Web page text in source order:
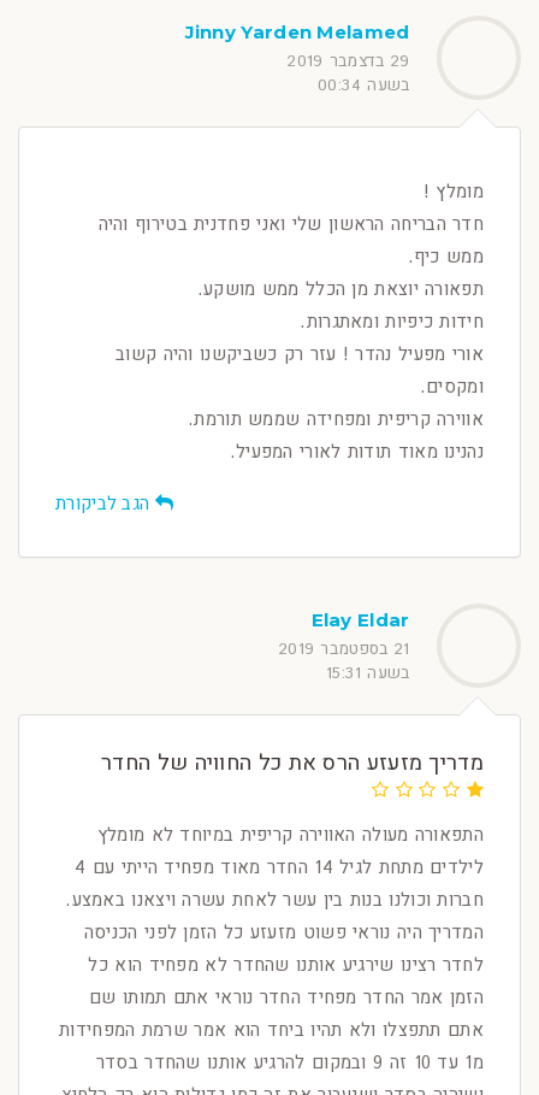
Jinny Yarden Melamed
29 בדצמבר 2019
בשעה 00:34
מומלץ !
חדר הבריחה הראשון שלי ואני פחדנית בטירוף והיה
ממש כיף.
תפאורה יוצאת מן הכלל ממש מושקע.
חידות כיפיות ומאתגרות.
אורי מפעיל נהדר ! עזר רק כשביקשנו והיה קשוב
ומקסים.
אווירה קריפית ומפחידה שממש תורמת.
נהנינו מאוד תודות לאורי המפעיל.
הגב לביקורת
Elay Eldar
21 בספטמבר 2019
בשעה 15:31
מדריך מזעזע הרס את כל החוויה של החדר
התפאורה מעולה האווירה קריפית במיוחד לא מומלץ
לילדים מתחת לגיל 14 החדר מאוד מפחיד הייתי עם 4
חברות וכולנו בנות בין עשר לאחת עשרה ויצאנו באמצע.
המדריך היה נוראי פשוט מזעזע כל הזמן לפני הכניסה
לחדר רצינו שירגיע אותנו שהחדר לא מפחיד הוא כל
הזמן אמר החדר מפחיד החדר נוראי אתם תמותו שם
אתם תתפצלו ולא תהיו ביחד הוא אמר שרמת המפחידות
מ1 עד 10 זה 9 ובמקום להרגיע אותנו שהחדר בסדר